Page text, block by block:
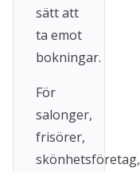
sätt att
ta emot
bokningar.
För
salonger,
frisörer,
skönhetsföretag,